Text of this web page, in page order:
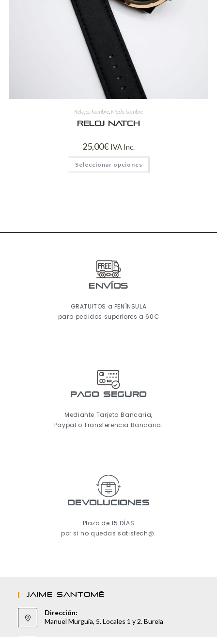
Relojes hombre Moda hombre
Reloj Natch
25,00€ IVA Inc.
Seleccionar opciones
ENVÍOS
GRATUITOS a PENÍNSULA
para pedidos superiores a 60€
pago seguro
Mediante Tarjeta Bancaria,
Paypal o Transferencia Bancaria.
Devoluciones
Plazo de 15 DÍAS
por si no quedas satisfech@.
JAIME SANTOMÉ
Dirección:
Manuel Murguía, 5. Locales 1 y 2. Burela